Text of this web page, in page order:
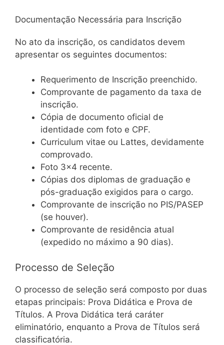
Documentação Necessária para Inscrição
No ato da inscrição, os candidatos devem
apresentar os seguintes documentos:
Requerimento de Inscrição preenchido.
Comprovante de pagamento da taxa de
inscrição.
Cópia de documento oficial de
identidade com foto e CPF.
Curriculum vitae ou Lattes, devidamente
comprovado.
Foto 3×4 recente.
Cópias dos diplomas de graduação e
pós-graduação exigidos para o cargo.
Comprovante de inscrição no PIS/PASEP
(se houver).
Comprovante de residência atual
(expedido no máximo a 90 dias).
Processo de Seleção
O processo de seleção será composto por duas
etapas principais: Prova Didática e Prova de
Títulos. A Prova Didática terá caráter
eliminatório, enquanto a Prova de Títulos será
classificatória.